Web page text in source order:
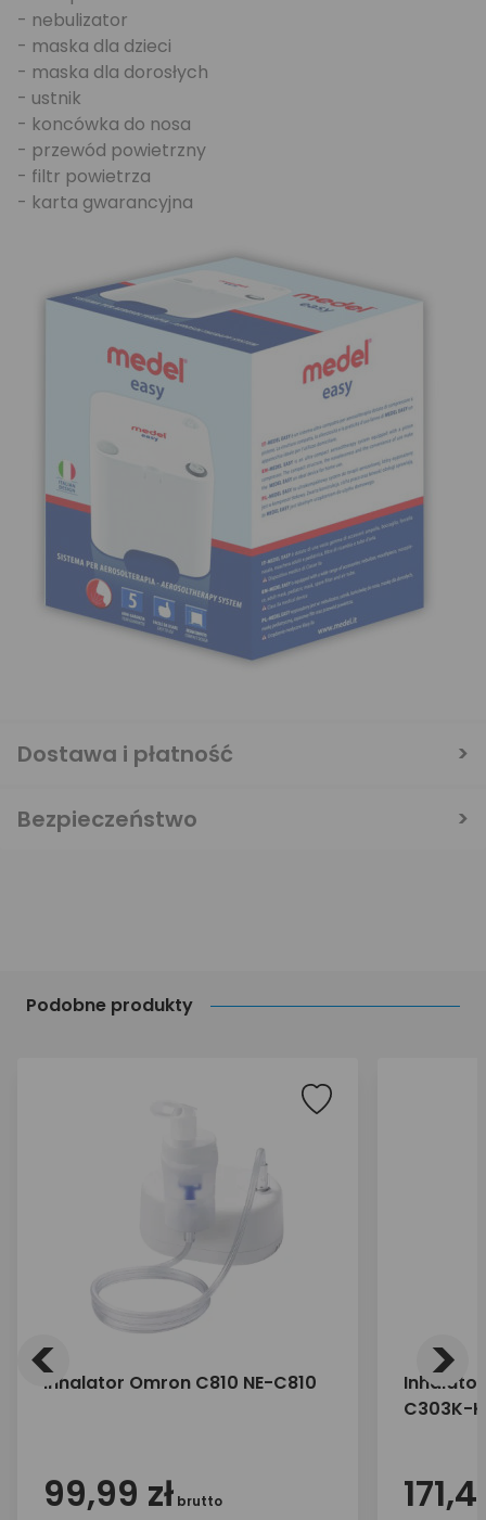
Podobne produkty
Inhalator Omron C810 NE-C810
99,99 zł brutto
C303K-
< >
- nebulizator
- maska dla dzieci
- maska dla dorosłych
- ustnik
- koncówka do nosa
- przewód powietrzny
- filtr powietrza
- karta gwarancyjna
Dostawa i płatność
Bezpieczeństwo